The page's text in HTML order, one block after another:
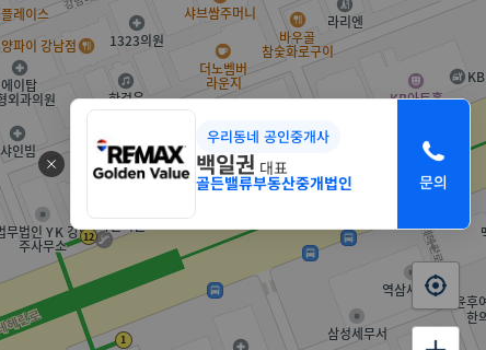
우리동네 공인중개사
백일권 대표
골든밸류부동산중개법인